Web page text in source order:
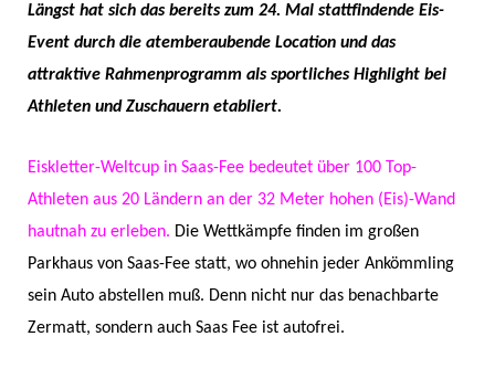
Längst hat sich das bereits zum 24. Mal stattfindende Eis-
Event durch die atemberaubende Location und das
attraktive Rahmenprogramm als sportliches Highlight bei
Athleten und Zuschauern etabliert.
Eiskletter-Weltcup in Saas-Fee bedeutet über 100 Top-
Athleten aus 20 Ländern an der 32 Meter hohen (Eis)-Wand
hautnah zu erleben. Die Wettkämpfe finden im großen
Parkhaus von Saas-Fee statt, wo ohnehin jeder Ankömmling
sein Auto abstellen muß. Denn nicht nur das benachbarte
Zermatt, sondern auch Saas Fee ist autofrei.